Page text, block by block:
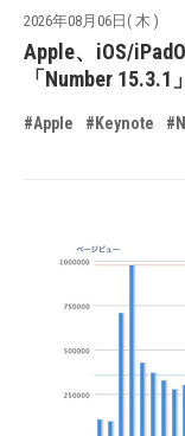
2026年08月06日( 木 )
Apple、iOS/
「Number
#Apple #Keynote